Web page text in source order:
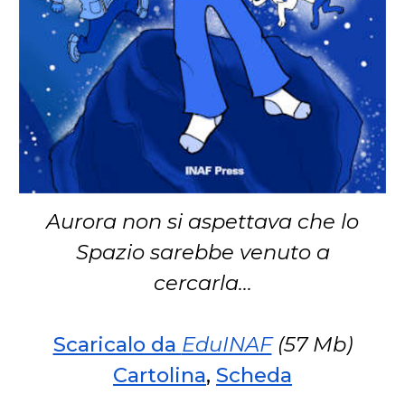
Aurora non si aspettava che lo
Spazio sarebbe venuto a
cercarla...
Scaricalo da EduINAF(57 Mb)
Cartolina, Scheda